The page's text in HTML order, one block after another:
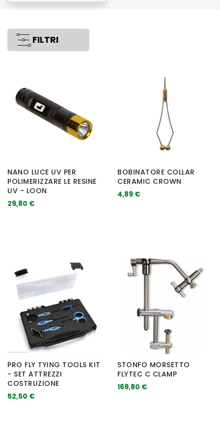
FILTRI
NANO LUCE UV PER
POLIMERIZZARE LE RESINE
UV - LOON
29,80 €
BOBINATORE COLLAR
CERAMIC CROWN
4,89 €
PRO FLY TYING TOOLS KIT
- SET ATTREZZI
COSTRUZIONE
52,50 €
STONFO MORSETTO
FLYTEC C CLAMP
169,80 €